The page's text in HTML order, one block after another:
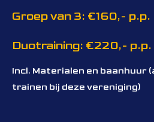
Groep van 3: €160,- p.p.
Duotraining: €220,- p.p.
Incl. Materialen en baanhuur
trainen bij deze vereniging)